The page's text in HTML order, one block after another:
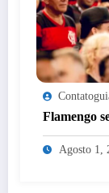
Flamengo
Agosto 1,